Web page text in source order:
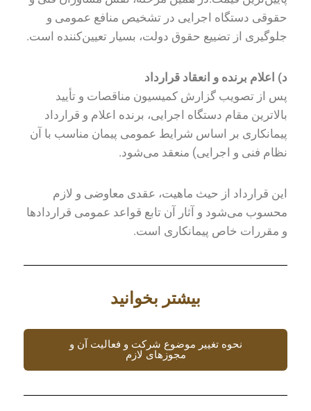
حقوقی دستگاه اجرایی در تشخیص منافع عمومی و
جلوگیری از تضییع حقوق دولت، بسیار تعیین‌کننده است.
د) اعلام برنده و انعقاد قرارداد
پس از تصویب گزارش کمیسیون مناقصات و تأیید
بالاترین مقام دستگاه اجرایی، برنده اعلام و قرارداد
پیمانکاری بر اساس شرایط عمومی پیمان مناسب با آن
نظام فنی و اجرایی) منعقد می‌شود.
این قرارداد از حیث ماهیت، عقدی معاوضی و لازم
محسوب می‌شود و آثار آن تابع قواعد عمومی قراردادها
و مقررات خاص پیمانکاری است.
بیشتر بخوانید
نحوه تغییر موضوع شرکت و فعالیت آن و
مجوزهای لازم